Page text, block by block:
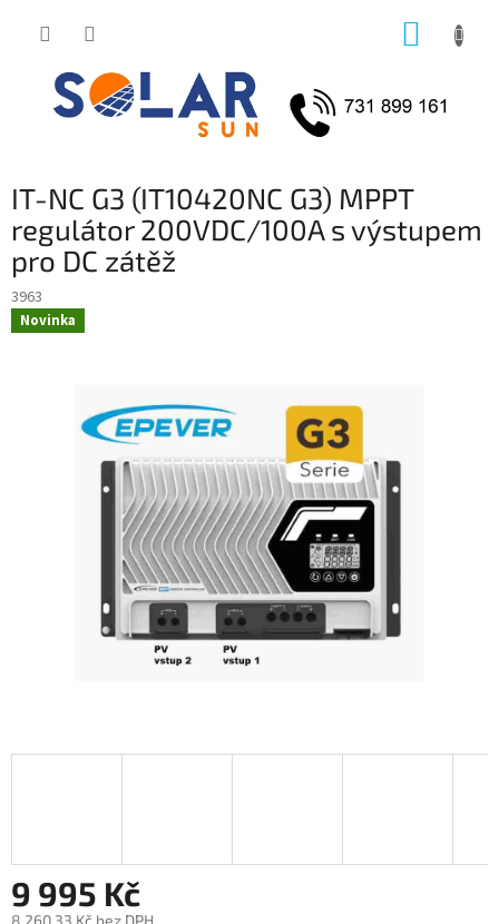
IT-NC G3 (IT10420NC G3) MPPT
regulátor 200VDC/100A s výstupem
pro DC zátěž
3963
Novinka
9 995 Kč